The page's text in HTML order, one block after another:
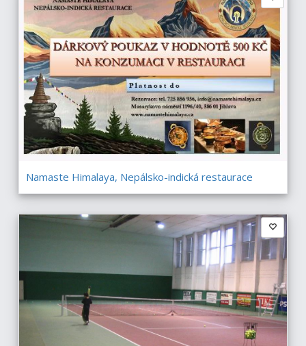
Namaste Himalaya, Nepálsko-indická restaurace